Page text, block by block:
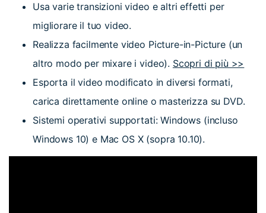
Usa varie transizioni video e altri effetti per
migliorare il tuo video.
Realizza facilmente video Picture-in-Picture (un
altro modo per mixare i video). Scopri di più >>
Esporta il video modificato in diversi formati,
carica direttamente online o masterizza su DVD.
Sistemi operativi supportati: Windows (incluso
Windows 10) e Mac OS X (sopra 10.10).